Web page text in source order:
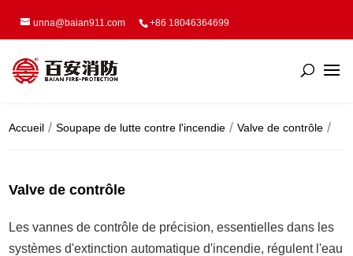
unna@baian911.com +86 18046364699
Accueil Soupape de lutte contre l'incendie Valve de contrôle
Valve de contrôle
Les vannes de contrôle de précision, essentielles dans les
systèmes d'extinction automatique d'incendie, régulent l'eau